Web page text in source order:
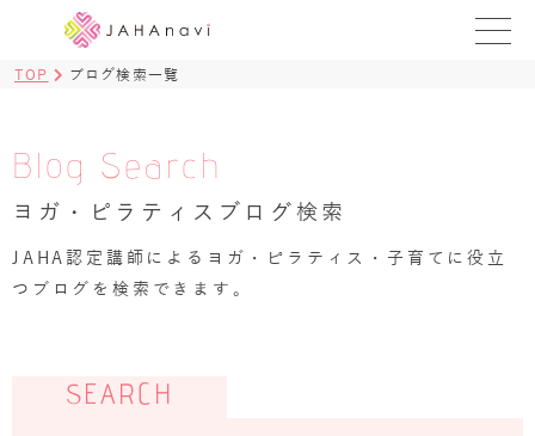
BLOG
ヨガ資格講座 ›
TOP ブログ検索一覧
Blog Search
ヨガ・ピラティスブログ検索
JAHA認定講師によるヨガ・ピラティス・子育てに役立
つブログを検索できます。
SEARCH